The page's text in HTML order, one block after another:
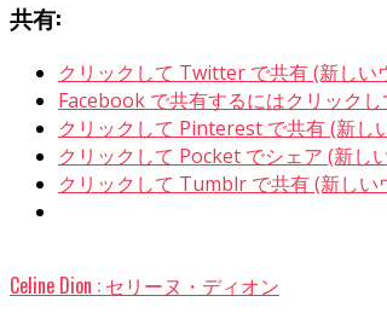
共有:
クリックして Twitter で共有 (新しい
Facebook で共有するにはクリック
クリックして Pinterest で共有 (新し
クリックして Pocket でシェア (新し
クリックして Tumblr で共有 (新しい
Celine Dion : セリーヌ・ディオン